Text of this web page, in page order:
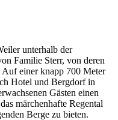
unterhalb der
Familie Sterr, von deren
einer knapp 700 Meter
Hotel und Bergdorf in
Gästen einen
märchenhafte Regental
Berge zu bieten.